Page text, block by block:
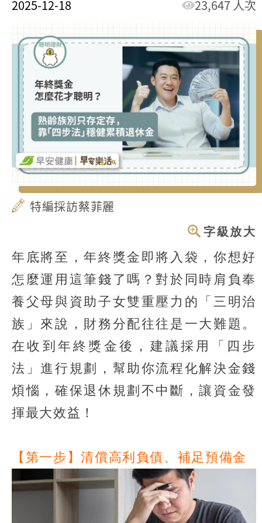
2025-12-18 23,647 人次
特編採訪蔡菲麗
字級放大
年底將至，年終獎金即將入袋，你想好
怎麼運用這筆錢了嗎？對於同時肩負奉
養父母與資助子女雙重壓力的「三明治
族」來說，財務分配往往是一大難題。
在收到年終獎金後，建議採用「四步
法」進行規劃，幫助你流程化解決金錢
煩惱，確保退休規劃不中斷，讓資金發
揮最大效益！
【第一步】清償高利負債、補足預備金